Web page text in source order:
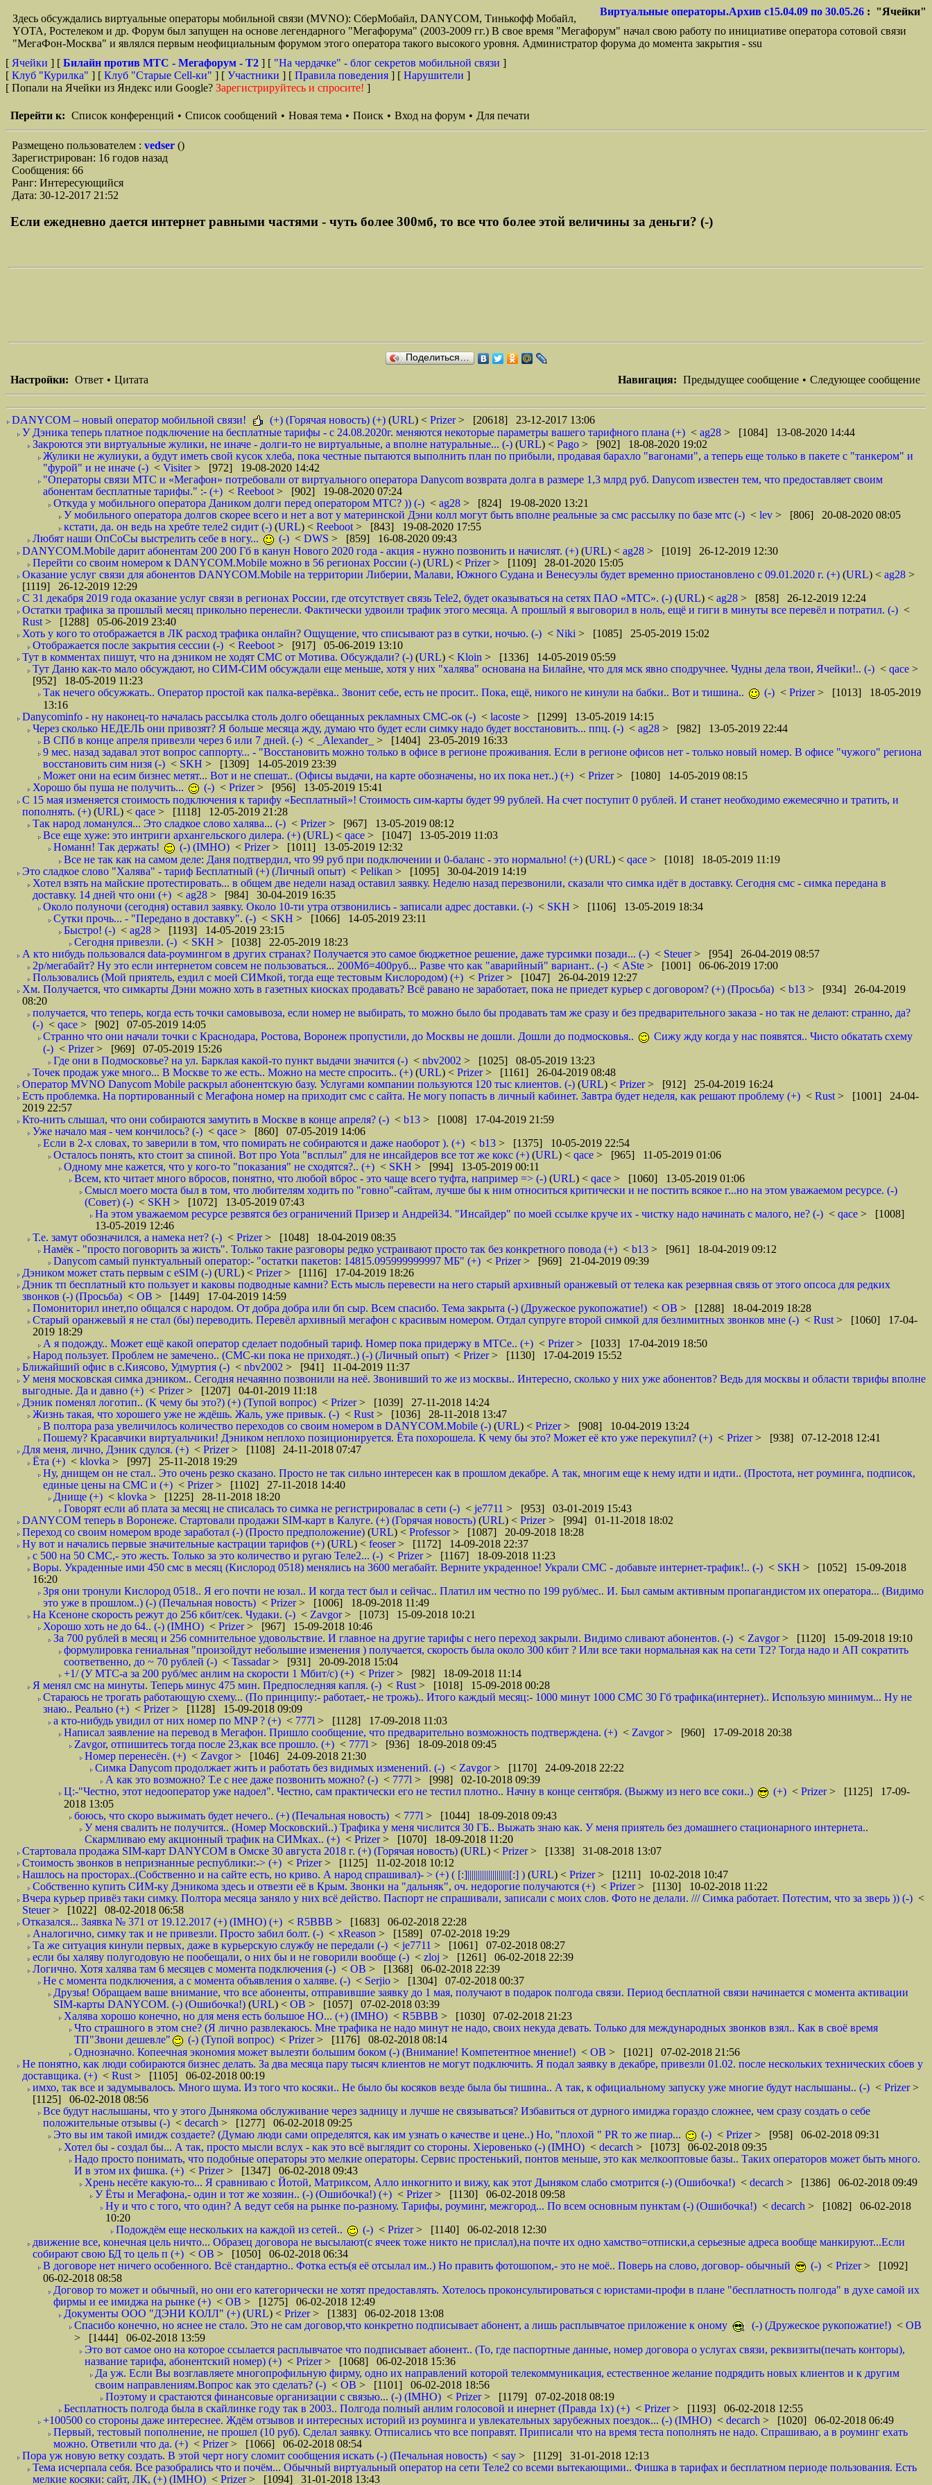
Виртуальные операторы.Архив с15.04.09 по 30.05.26 : "Ячейки"
Здесь обсуждались виртуальные операторы мобильной связи (MVNO): СберМобайл, DANYCOM, Тинькофф Мобайл,
YOTA, Ростелеком и др. Форум был запущен на основе легендарного "Мегафорума" (2003-2009 гг.) В свое время "Мегафорум" начал свою работу по инициативе оператора сотовой связи
"МегаФон-Москва" и являлся первым неофициальным форумом этого оператора такого высокого уровня. Администратор форума до момента закрытия - ssu
[ Ячейки ] [ Билайн против МТС - Мегафорум - T2 ] [ "На чердачке" - блог секретов мобильной связи ]
[ Клуб "Курилка" ] [ Клуб "Старые Сell-ки" ] [ Участники ] [ Правила поведения ] [ Нарушители ]
[ Попали на Ячейки из Яндекс или Google? Зарегистрируйтесь и спросите! ]
Перейти к: Список конференций • Список сообщений • Новая тема • Поиск • Вход на форум • Для печати
Размещено пользователем : vedser ()
Зарегистрирован: 16 годов назад
Сообщения: 66
Ранг: Интересующийся
Дата: 30-12-2017 21:52
Если ежедневно дается интернет равными частями - чуть более 300мб, то все что более этой величины за деньги? (-)
Поделиться…
Навигация: Предыдущее сообщение • Следующее сообщение
Настройки: Ответ • Цитата
DANYCOM – новый оператор мобильной связи! (+) (Горячая новость) (+) (URL) < Prizer> [20618] 23-12-2017 13:06
У Дэника теперь платное подключение на бесплатные тарифы - с 24.08.2020г. меняются некоторые параметры вашего тарифного плана (+) < ag28 > [1084] 13-08-2020 14:44
Закроются эти виртуальные жулики, не иначе - долги-то не виртуальные, а вполне натуральные... (-) (URL) < Pago > [902] 18-08-2020 19:02
Жулики не жулиуки, а будут иметь свой кусок хлеба, пока честные пытаются выполнить план по прибыли, продавая барахло "вагонами", а теперь еще только в пакете с "танкером" и
"фурой" и не иначе (-) < Visiter> [972] 19-08-2020 14:42
"Операторы связи МТС и «Мегафон» потребовали от виртуального оператора Danycom возврата долга в размере 1,3 млрд руб. Danycom известен тем, что предоставляет своим
абонентам бесплатные тарифы." :- (+) < Reeboot > [902] 19-08-2020 07:24
Откуда у мобильного оператора Даником долги перед оператором МТС? )) (-) < ag28 > [824] 19-08-2020 13:21
У мобильного оператора долгов скорее всего и нет а вот у материнской Дэни колл могут быть вполне реальные за смс рассылку по базе мтс (-) < lev > [806] 20-08-2020 08:05
кстати, да. он ведь на хребте теле2 сидит (-) (URL) < Reeboot > [843] 19-08-2020 17:55
Любят наши ОпСоСы выстрелить себе в ногу...
(-) < DWS > [859] 16-08-2020 09:43
DANYCOM.Mobile дарит абонентам 200 200 Гб в канун Нового 2020 года - акция - нужно позвонить и начислят. (+) (URL) < ag28 > [1019] 26-12-2019 12:30
Перейти со своим номером к DANYCOM.Mobile можно в 56 регионах России (-) (URL) < Prizer> [1109] 28-01-2020 15:05
Оказание услуг связи для абонентов DANYCOM.Mobile на территории Либерии, Малави, Южного Судана и Венесуэлы будет временно приостановлено с 09.01.2020 г. (+) (URL) < ag28 >
[1119] 26-12-2019 12:29
С 31 декабря 2019 года оказание услуг связи в регионах России, где отсутствует связь Tele2, будет оказываться на сетях ПАО «МТС». (-) (URL) < ag28 > [858] 26-12-2019 12:24
Остатки трафика за прошлый месяц прикольно перенесли. Фактически удвоили трафик этого месяца. А прошлый я выговорил в ноль, ещё и гиги в минуты все перевёл и потратил. (-) <
Rust > [1288] 05-06-2019 23:40
Хоть у кого то отображается в ЛК расход трафика онлайн? Ощущение, что списывают раз в сутки, ночью. (-) < Niki > [1085] 25-05-2019 15:02
Отображается после закрытия сессии (-) < Reeboot > [917] 05-06-2019 13:10
Тут в комментах пишут, что на дэником не ходят СМС от Мотива. Обсуждали? (-) (URL) < Kloin > [1336] 14-05-2019 05:59
Тут Даню как-то мало обсуждают, но СИМ-СИМ обсуждали еще меньше, хотя у них "халява" основана на Билайне, что для мск явно сподручнее. Чудны дела твои, Ячейки!.. (-) < qace >
[952] 18-05-2019 11:23
Так нечего обсужжать.. Оператор простой как палка-верёвка.. Звонит себе, есть не просит.. Пока, ещё, никого не кинули на бабки.. Вот и тишина..
(-) < Prizer> [1013] 18-05-2019
13:16
Danycominfo - ну наконец-то началась рассылка столь долго обещанных рекламных СМС-ок (-) < lacoste > [1299] 13-05-2019 14:15
Через сколько НЕДЕЛЬ они привозят? Я больше месяца жду, думаю что будет если симку надо будет восстановить... ппц. (-) < ag28 > [982] 13-05-2019 22:44
В СПб в конце апреля привезли через 6 или 7 дней. (-) < _Alexander_ > [1404] 23-05-2019 16:33
9 мес. назад задавал этот вопрос саппорту... - "Восстановить можно только в офисе в регионе проживания. Если в регионе офисов нет - только новый номер. В офисе "чужого" региона
восстановить сим низя (-) < SKH > [1309] 14-05-2019 23:39
Может они на есим бизнес метят... Вот и не спешат.. (Офисы выдачи, на карте обозначены, но их пока нет..) (+) < Prizer> [1080] 14-05-2019 08:15
Хорошо бы пуша не получить...
(-) < Prizer> [956] 13-05-2019 15:41
С 15 мая изменяется стоимость подключения к тарифу «Бесплатный»! Стоимость сим-карты будет 99 рублей. На счет поступит 0 рублей. И станет необходимо ежемесячно и тратить, и
пополнять. (+) (URL) < qace > [1118] 12-05-2019 21:28
Так народ ломанулся... Это сладкое слово халява... (-) < Prizer> [967] 13-05-2019 08:12
Все еще хуже: это интриги архангельского дилера. (+) (URL) < qace > [1047] 13-05-2019 11:03
Номанн! Так держать!
(-) (IMHO) < Prizer> [1011] 13-05-2019 12:32
Все не так как на самом деле: Даня подтвердил, что 99 руб при подключении и 0-баланс - это нормально! (+) (URL) < qace > [1018] 18-05-2019 11:19
Это сладкое слово "Халява" - тариф Бесплатный (+) (Личный опыт) < Pelikan > [1095] 30-04-2019 14:19
Хотел взять на майские протестировать... в общем две недели назад оставил заявку. Неделю назад перезвонили, сказали что симка идёт в доставку. Сегодня смс - симка передана в
доставку. 14 дней что они (+) < ag28 > [984] 30-04-2019 16:35
Около полуночи (сегодня) оставил заявку. Около 10-ти утра отзвонились - записали адрес доставки. (-) < SKH > [1106] 13-05-2019 18:34
Сутки прочь... - "Передано в доставку". (-) < SKH > [1066] 14-05-2019 23:11
Быстро! (-) < ag28 > [1193] 14-05-2019 23:15
Сегодня привезли. (-) < SKH > [1038] 22-05-2019 18:23
А кто нибудь пользовался data-роумингом в других странах? Получается это самое бюджетное решение, даже турсимки позади... (-) < Steuer> [954] 26-04-2019 08:57
2р/мегабайт? Ну это если интернетом совсем не пользоваться... 200Мб=400руб... Разве что как "аварийный" вариант.. (-) < ASte > [1001] 06-06-2019 17:00
Пользовались (Мой приятель, ездил с моей СИМкой, тогда еще тестовым Кислородом) (+) < Prizer> [1047] 26-04-2019 12:27
Хм. Получается, что симкарты Дэни можно хоть в газетных киосках продавать? Всё равано не заработает, пока не приедет курьер с договором? (+) (Просьба) < b13 > [934] 26-04-2019
08:20
получается, что теперь, когда есть точки самовывоза, если номер не выбирать, то можно было бы продавать там же сразу и без предварительного заказа - но так не делают: странно, да?
(-) < qace > [902] 07-05-2019 14:05
Странно что они начали точки с Краснодара, Ростова, Воронеж пропустили, до Москвы не дошли. Дошли до подмосковья..
Сижу жду когда у нас появятся.. Чисто обкатать схему
(-) < Prizer> [969] 07-05-2019 15:26
Где они в Подмосковье? на ул. Барклая какой-то пункт выдачи значится (-) < nbv2002 > [1025] 08-05-2019 13:23
Точек продаж уже много... В Москве то же есть.. Можно на месте спросить.. (+) (URL) < Prizer> [1161] 26-04-2019 08:48
Оператор MVNO Danycom Mobile раскрыл абонентскую базу. Услугами компании пользуются 120 тыс клиентов. (-) (URL) < Prizer> [912] 25-04-2019 16:24
Есть проблемка. На портированный с Мегафона номер на приходит смс с сайта. Не могу попасть в личный кабинет. Завтра будет неделя, как решают проблему (+) < Rust > [1001] 24-04-
2019 22:57
Кто-нить слышал, что они собираются замутить в Москве в конце апреля? (-) < b13 > [1008] 17-04-2019 21:59
Уже начало мая - чем кончилось? (-) < qace > [860] 07-05-2019 14:06
Если в 2-х словах, то заверили в том, что помирать не собираются и даже наоборот ). (+) < b13 > [1375] 10-05-2019 22:54
Осталось понять, кто стоит за спиной. Вот про Yota "всплыл" для не инсайдеров все тот же кокс (+) (URL) < qace > [965] 11-05-2019 01:06
Одному мне кажется, что у кого-то "показания" не сходятся?.. (+) < SKH > [994] 13-05-2019 00:11
Всем, кто читает много вбросов, понятно, что любой вброс - это чаще всего туфта, например => (-) (URL) < qace > [1060] 13-05-2019 01:06
Смысл моего моста был в том, что любителям ходить по "говно"-сайтам, лучше бы к ним относиться критически и не постить всякое г...но на этом уважаемом ресурсе. (-)
(Совет) (-) < SKH > [1072] 13-05-2019 07:43
На этом уважаемом ресурсе резвятся без ограничений Призер и Андрей34. "Инсайдер" по моей ссылке круче их - чистку надо начинать с малого, не? (-) < qace > [1008]
13-05-2019 12:46
Т.е. замут обозначился, а намека нет? (-) < Prizer> [1048] 18-04-2019 08:35
Намёк - "просто поговорить за жисть". Только такие разговоры редко устраивают просто так без конкретного повода (+) < b13 > [961] 18-04-2019 09:12
Danycom самый пунктуальный оператор:- "остатки пакетов: 14815.095999999997 МБ" (+) < Prizer> [969] 21-04-2019 09:39
Дэником может стать первым с еSIM (-) (URL) < Prizer> [1116] 17-04-2019 18:26
Дэник тп бесплатный кто пользует и каковы подводные камни? Есть мысль перевести на него старый архивный оранжевый от телека как резервная связь от этого опсоса для редких
звонков (-) (Просьба) < ОВ > [1449] 17-04-2019 14:59
Помониторил инет,по общался с народом. От добра добра или бп сыр. Всем спасибо. Тема закрыта (-) (Дружеское рукопожатие!) < ОВ > [1288] 18-04-2019 18:28
Старый оранжевый я не стал (бы) переводить. Перевёл архивный мегафон с красивым номером. Отдал супруге второй симкой для безлимитных звонков мне (-) < Rust > [1060] 17-04-
2019 18:29
А я подожду.. Может ещё какой оператор сделает подобный тариф. Номер пока придержу в МТСе.. (+) < Prizer> [1033] 17-04-2019 18:50
Народ пользует. Проблем не замечено.. (СМС-ки пока не приходят..) (-) (Личный опыт) < Prizer> [1130] 17-04-2019 15:52
Ближайший офис в с.Киясово, Удмуртия (-) < nbv2002 > [941] 11-04-2019 11:37
У меня московская симка дэником.. Сегодня нечаянно позвонили на неё. Звонивший то же из москвы.. Интересно, сколько у них уже абонентов? Ведь для москвы и области тврифы вполне
выгодные. Да и давно (+) < Prizer> [1207] 04-01-2019 11:18
Дэник поменял логотип.. (К чему бы это?) (+) (Тупой вопрос) < Prizer> [1039] 27-11-2018 14:24
Жизнь такая, что хорошего уже не ждёшь. Жаль, уже привык. (-) < Rust > [1036] 28-11-2018 13:47
В полтора раза увеличилось количество переходов со своим номером в DANYCOM.Mobile (-) (URL) < Prizer> [908] 10-04-2019 13:24
Пошему? Красавчики виртуальчики! Дэником неплохо позиционируется. Ёта похорошела. К чему бы это? Может её кто уже перекупил? (+) < Prizer> [938] 07-12-2018 12:41
Для меня, лично, Дэник сдулся. (+) < Prizer> [1108] 24-11-2018 07:47
Ёта (+) < klovka > [997] 25-11-2018 19:29
Ну, днищем он не стал.. Это очень резко сказано. Просто не так сильно интересен как в прошлом декабре. А так, многим еще к нему идти и идти.. (Простота, нет роуминга, подписок,
единые цены на СМС и (+) < Prizer> [1102] 27-11-2018 14:40
Днище (+) < klovka > [1225] 28-11-2018 18:20
Говорят если аб плата за месяц не списалась то симка не регистрировалас в сети (-) < je7711 > [953] 03-01-2019 15:43
DANYCOM теперь в Воронеже. Стартовали продажи SIM-карт в Калуге. (+) (Горячая новость) (URL) < Prizer> [994] 01-11-2018 18:02
Переход со своим номером вроде заработал (-) (Просто предположение) (URL) < Professor> [1087] 20-09-2018 18:28
Ну вот и начались первые значительные кастрации тарифов (+) (URL) < feoser> [1172] 14-09-2018 22:37
с 500 на 50 СМС,- это жесть. Только за это количество и ругаю Теле2... (-) < Prizer> [1167] 18-09-2018 11:23
Воры. Украденные ими 450 смс в месяц (Кислород 0518) менялись на 3600 мегабайт. Верните украденное! Украли СМС - добавьте интернет-трафик!.. (-) < SKH > [1052] 15-09-2018
16:20
Зря они тронули Кислород 0518.. Я его почти не юзал.. И когда тест был и сейчас.. Платил им честно по 199 руб/мес.. И. Был самым активным пропагандистом их оператора... (Видимо
это уже в прошлом..) (-) (Печальная новость) < Prizer> [1006] 18-09-2018 11:49
На Ксеноне скорость режут до 256 кбит/сек. Чудаки. (-) < Zavgor> [1073] 15-09-2018 10:21
Хорошо хоть не до 64.. (-) (IMHO) < Prizer> [967] 15-09-2018 10:46
За 700 рублей в месяц и 256 сомнительное удовольствие. И главное на другие тарифы с него переход закрыли. Видимо сливают абонентов. (-) < Zavgor> [1120] 15-09-2018 19:10
формулировка гениальная "произойдут небольшие изменения ) получается, скорость была около 300 кбит ? Или все таки нормальная как на сети Т2? Тогда надо и АП сократить
соответвенно, до ~ 70 рублей (-) < Tassadar> [931] 20-09-2018 15:04
+1/ (У МТС-а за 200 руб/мес анлим на скорости 1 Мбит/с) (+) < Prizer> [982] 18-09-2018 11:14
Я менял смс на минуты. Теперь минус 475 мин. Предпоследняя капля. (-) < Rust > [1018] 15-09-2018 00:28
Стараюсь не трогать работающую схему... (По принципу:- работает,- не трожь).. Итого каждый месяц:- 1000 минут 1000 СМС 30 Гб трафика(интернет).. Использую минимум... Ну не
знаю.. Реально (+) < Prizer> [1128] 15-09-2018 09:09
а кто-нибудь увидил от них номер по MNP ? (+) < 777l > [1128] 17-09-2018 11:03
Написал заявление на перевод в Мегафон. Пришло сообщение, что предварительно возможность подтверждена. (+) < Zavgor> [960] 17-09-2018 20:38
Zavgor, отпишитесь тогда после 23,как все прошло. (+) < 777l > [936] 18-09-2018 09:45
Номер перенесён. (+) < Zavgor> [1046] 24-09-2018 21:30
Симка Danycom продолжает жить и работать без видимых изменений. (-) < Zavgor> [1170] 24-09-2018 22:22
А как это возможно? Т.е с нее даже позвонить можно? (-) < 777l > [998] 02-10-2018 09:39
Ц:-"Честно, этот недооператор уже надоел". Честно, сам практически его не тестил плотно.. Начну в конце сентября. (Выжму из него все соки..)
(+) < Prizer> [1125] 17-09-
2018 13:05
боюсь, что скоро выжимать будет нечего.. (+) (Печальная новость) < 777l > [1044] 18-09-2018 09:43
У меня свалить не получится.. (Номер Московский..) Трафика у меня числится 30 ГБ.. Выжать знаю как. У меня приятель без домашнего стационарного интернета..
Скармливаю ему акционный трафик на СИМках.. (+) < Prizer> [1070] 18-09-2018 11:20
Стартовала продажа SIM-карт DANYCOM в Омске 30 августа 2018 г. (+) (Горячая новость) (URL) < Prizer> [1338] 31-08-2018 13:07
Стоимость звонков в непризнанные республики:-> (+) < Prizer> [1125] 11-02-2018 10:12
Нашлось на просторах..(Собственно и на сайте есть, но криво. А народ спрашивал)- > (+) ( [:]||||||||||||||||||||[:] ) (URL) < Prizer> [1211] 10-02-2018 10:47
Собственно купить СИМ-ку Дэникома здесь и отвезти её в Крым. Звонки на "дальняк", оч. недорогие получаются (+) < Prizer> [1130] 10-02-2018 11:22
Вчера курьер привёз таки симку. Полтора месяца заняло у них всё действо. Паспорт не спрашивали, записали с моих слов. Фото не делали. /// Симка работает. Потестим, что за зверь )) (-) <
Steuer> [1022] 08-02-2018 06:58
Отказался... Заявка № 371 от 19.12.2017 (+) (IMHO) (+) < R5BBB > [1683] 06-02-2018 22:28
Аналогично, симку так и не привезли. Просто забил болт. (-) < xReason > [1589] 07-02-2018 19:29
Та же ситуация кинули первых, даже в курьерскую службу не передали (-) < je7711 > [1061] 07-02-2018 08:27
если бы халяву полугодовую не пообещали, о них бы и не говорили вообще (-) < zloj > [1261] 06-02-2018 22:39
Логично. Хотя халява там 6 месяцев с момента подключения (-) < ОВ > [1368] 06-02-2018 22:39
Не с момента подключения, а с момента объявления о халяве. (-) < Serjio > [1304] 07-02-2018 00:37
Друзья! Обращаем ваше внимание, что все абоненты, отправившие заявку до 1 мая, получают в подарок полгода связи. Период бесплатной связи начинается с момента активации
SIM-карты DANYCOM. (-) (Ошибочка!) (URL) < ОВ > [1057] 07-02-2018 03:39
Халява хорошо конечно, но для меня есть большое НО... (+) (IMHO) < R5BBB > [1030] 07-02-2018 21:23
Что страшного в этом сне? (Я лично развлекаюсь. Мне трафика не надо минут не надо, своих некуда девать. Только для международных звонков взял.. Как в своё время
ТП"Звони дешевле"
(-) (Тупой вопрос) < Prizer> [1176] 08-02-2018 08:14
Однозначно. Копеечная экономия может вылезти большим боком (-) (Внимание! Kомпетентное мнение!) < ОВ > [1021] 07-02-2018 21:56
Не понятно, как люди собираются бизнес делать. За два месяца пару тысяч клиентов не могут подключить. Я подал заявку в декабре, привезли 01.02. после нескольких технических сбоев у
доставщика. (+) < Rust > [1105] 06-02-2018 00:19
имхо, так все и задумывалось. Много шума. Из того что косяки.. Не было бы косяков везде была бы тишина.. А так, к официальному запуску уже многие будут наслышаны.. (-) < Prizer>
[1125] 06-02-2018 08:56
Все будут наслышаны, что у этого Дынякома обслуживание через задницу и лучше не связываться? Избавиться от дурного имиджа гораздо сложнее, чем сразу создать о себе
положительные отзывы (-) < decarch > [1277] 06-02-2018 09:25
Это вы им такой имидж создаете? (Думаю люди сами определятся, как им узнать о качестве и цене..) Но, "плохой " PR то же пиар...
(-) < Prizer> [958] 06-02-2018 09:31
Хотел бы - создал бы... А так, просто мысли вслух - как это всё выглядит со стороны. Хieровенько (-) (IMHO) < decarch > [1073] 06-02-2018 09:35
Надо просто понимать, что подобные операторы это мелкие операторы. Сервис простенький, понтов меньше, это как мелкооптовые базы.. Таких операторов может быть много.
И в этом их фишка. (+) < Prizer> [1347] 06-02-2018 09:43
Хрень несёте какую-то... Я сравниваю с Йотой, Матриксом, Алло инкогнито и вижу, как этот Дыняком слабо смотрится (-) (Ошибочка!) < decarch > [1386] 06-02-2018 09:49
У Ёты и Мегафона,- один и тот же хозяин.. (-) (Ошибочка!) (+) < Prizer> [1130] 06-02-2018 09:58
Ну и что с того, что один? А ведут себя на рынке по-разному. Тарифы, роуминг, межгород... По всем основным пунктам (-) (Ошибочка!) < decarch > [1082] 06-02-2018
10:20
Подождём еще нескольких на каждой из сетей..
(-) < Prizer> [1140] 06-02-2018 12:30
движение все, конечная цель ничто... Образец договора не высылают(с ячеек тоже никто не прислал),на почте их одно хамство=отписки,а серьезные адреса вообще манкируют...Если
собирают свою БД то цель п (+) < ОВ > [1050] 06-02-2018 06:34
В договоре нет ничего особенного. Всё стандартно.. Фотка есть(я её отсылал им..) Но править фотошопом,- это не моё.. Поверь на слово, договор- обычный
(-) < Prizer> [1092]
06-02-2018 08:58
Договор то может и обычный, но они его категорически не хотят предоставлять. Хотелось проконсультироваться с юристами-профи в плане "бесплатность полгода" в духе самой их
фирмы и ее имиджа на рынке (+) < ОВ > [1275] 06-02-2018 12:49
Документы ООО "ДЭНИ КОЛЛ" (+) (URL) < Prizer> [1383] 06-02-2018 13:08
Спасибо конечно, но яснее не стало. Это не сам договор,что конкретно подписывает абонент, а лишь расплывчатое приложение к оному
(-) (Дружеское рукопожатие!) < ОВ
> [1444] 06-02-2018 13:59
Это вот самое оно на которое ссылается расплывчатое что подписывает абонент.. (То, где паспортные данные, номер договора о услугах связи, реквизиты(печать конторы),
название тарифа, абонентский номер) (+) < Prizer> [1068] 06-02-2018 15:36
Да уж. Если Вы возглавляете многопрофильную фирму, одно их направлений которой телекоммуникация, естественное желание подрядить новых клиентов и к другим
своим направлениям.Вопрос как это сделать? (-) < ОВ > [1101] 06-02-2018 18:56
Поэтому и срастаются финансовые организации с связью... (-) (IMHO) < Prizer> [1179] 07-02-2018 08:19
Бесплатность полгода была в скайлинке году так в 2003.. Полгода полный анлим голосовой и инернет (Правда 1х) (+) < Prizer> [1193] 06-02-2018 12:55
+100500 со стороны даже интереснее. Ждём отзывов и интересных историй из роуминга и увлекательных зарубежных поездок... (-) (IMHO) < decarch > [1020] 06-02-2018 06:49
Первый, тестовый пополнение, не прошел (10 руб). Сделал заявку. Отписались что все поправят. Приписали что на время теста пополнять не надо. Спрашиваю, а в роуминг ехать
можно. Ответили что да. (+) < Prizer> [1066] 06-02-2018 08:54
Пора уж новую ветку создать. В этой черт ногу сломит сообщения искать (-) (Печальная новость) < say > [1129] 31-01-2018 12:13
Тема исчерпала себя. Все разобрались что и почём... Обычный виртуальный оператор на сети Теле2 со всеми вытекающими.. Фишка в тарифах и бесплатном периоде пользования. Есть
мелкие косяки: сайт, ЛК, (+) (IMHO) < Prizer> [1094] 31-01-2018 13:43